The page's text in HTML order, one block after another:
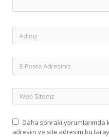
Daha sonraki yorumlarımda
adresim ve site adresim bu